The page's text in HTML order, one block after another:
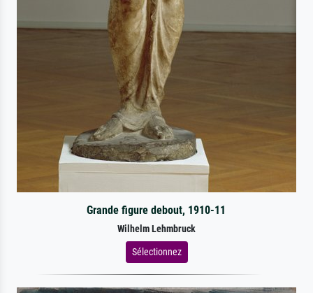
Grande figure debout, 1910-11
Wilhelm Lehmbruck
Sélectionnez